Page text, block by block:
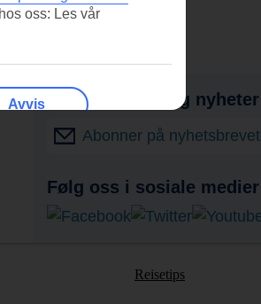
Få tilbud, tips og nyheter
Abonner på nyhetsbrevet
Følg oss i sosiale medier
Reisetips
oss: Les vår
Avvis